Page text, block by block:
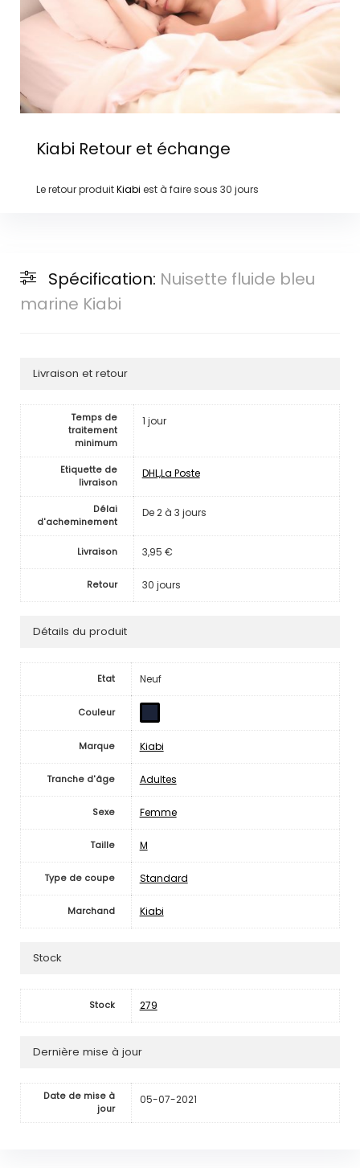
Kiabi Retour et échange
Le retour produitKiabi est à faire sous 30 jours
Spécification: Nuisette fluide bleu
marine Kiabi
Livraison et retour
Temps de
traitement
minimum
1 jour
Etiquette de
livraison
DHL,La Poste
Délai
d'acheminement
De 2 à 3 jours
Livraison 3,95 €
Retour 30 jours
Détails du produit
Etat Neuf
Couleur
Marque Kiabi
Tranche d'âge Adultes
Sexe Femme
Taille M
Type de coupe Standard
Marchand Kiabi
Stock
Stock 279
Dernière mise à jour
Date de mise à
jour
05-07-2021